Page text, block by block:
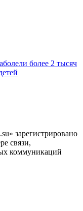
более 2 тысяч
зарегистрировано
связи,
коммуникаций